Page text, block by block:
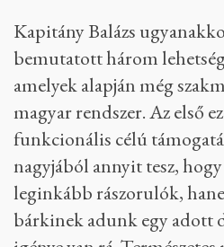
Kapitány Balázs
bemutatott három
amelyek alapján még
magyar rendszer. Az első
funkcionális célú
nagyjából annyit tesz,
leginkább rászorulók,
bárkinek adunk egy adott